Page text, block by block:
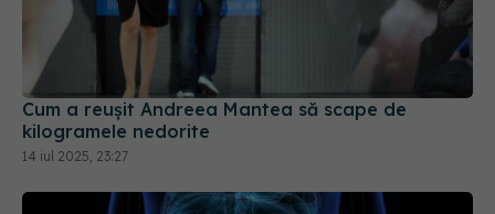
Cum a reușit Andreea Mantea să scape de
kilogramele nedorite
14 iul 2025, 23:27